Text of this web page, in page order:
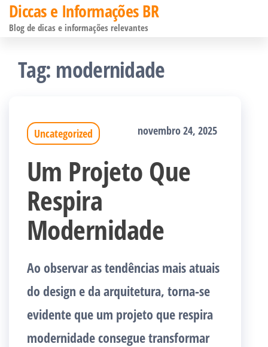
Pular
para
conteúdo
Diccas e Informações BR
Blog de dicas e informações relevantes
Tag: modernidade
Uncategorized novembro 24, 2025
Um Projeto Que
Respira
Modernidade
Ao observar as tendências mais atuais
do design e da arquitetura, torna-se
evidente que um projeto que respira
modernidade consegue transformar